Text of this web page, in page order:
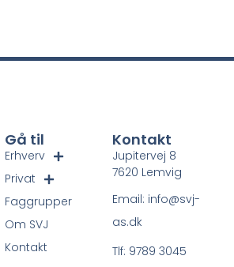
Gå til
Erhverv
Privat
Faggrupper
Om SVJ
Kontakt
Kontakt
Jupitervej 8
7620 Lemvig
Email: info@svj-
as.dk
Tlf: 9789 3045